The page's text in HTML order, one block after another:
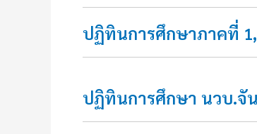
ปฏิทินการศึกษาภาคที่
ปฏิทินการศึกษา นวบ.จั